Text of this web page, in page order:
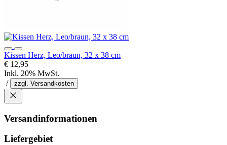
Kissen Herz, Leo/braun, 32 x 38 cm
€ 12,95
Inkl. 20% MwSt.
/
zzgl. Versandkosten
Versandinformationen
Liefergebiet